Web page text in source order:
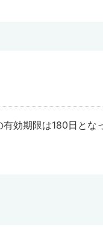
効期限は180日とな